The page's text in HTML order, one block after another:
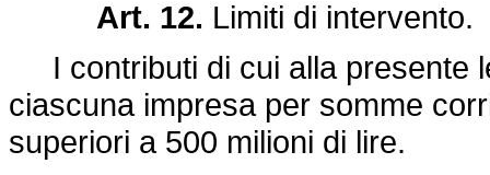
Art. 12. Limiti di intervento.
I contributi di cui alla presente
ciascuna impresa per somme
superiori a 500 milioni di lire.